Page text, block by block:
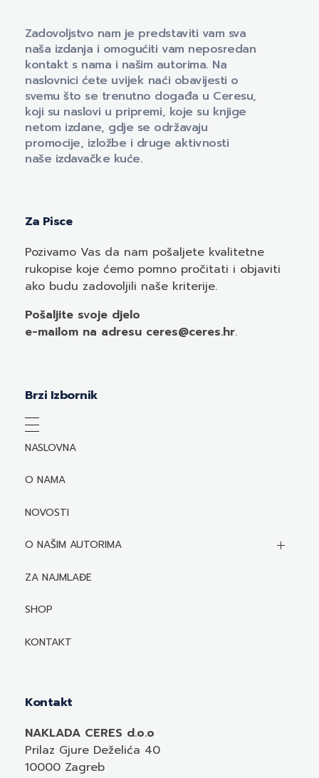
Zadovoljstvo nam je predstaviti vam sva
naša izdanja i omogućiti vam neposredan
kontakt s nama i našim autorima. Na
naslovnici ćete uvijek naći obavijesti o
svemu što se trenutno događa u Ceresu,
koji su naslovi u pripremi, koje su knjige
netom izdane, gdje se održavaju
promocije, izložbe i druge aktivnosti
naše izdavačke kuće.
Za Pisce
Pozivamo Vas da nam pošaljete kvalitetne
rukopise koje ćemo pomno pročitati i objaviti
ako budu zadovoljili naše kriterije.
Pošaljite svoje djelo
e-mailom na adresu ceres@ceres.hr.
Brzi Izbornik
NASLOVNA
O NAMA
NOVOSTI
O NAŠIM AUTORIMA
Biografije autora
Mediji o autorima i njihovim naslovima
ZA NAJMLAĐE
SHOP
KONTAKT
Kontakt
NAKLADA CERES d.o.o
Prilaz Gjure Deželića 40
10000 Zagreb